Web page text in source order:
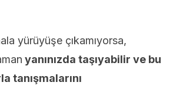
yürüyüşe çıkamıyorsa,
yanınızda taşıyabilir ve bu
tanışmalarını